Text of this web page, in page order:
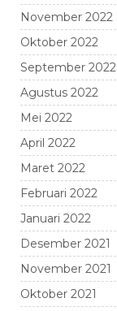
November 2022
Oktober 2022
September 2022
Agustus 2022
Mei 2022
April 2022
Maret 2022
Februari 2022
Januari 2022
Desember 2021
November 2021
Oktober 2021